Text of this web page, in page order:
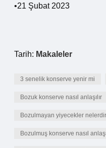
•21 Şubat 2023
Tarih: Makaleler
3 senelik konserve yenir mi
Bozuk konserve nasıl anlaşılır
Bozulmayan yiyecekler nelerdir
Bozulmuş konserve nasıl